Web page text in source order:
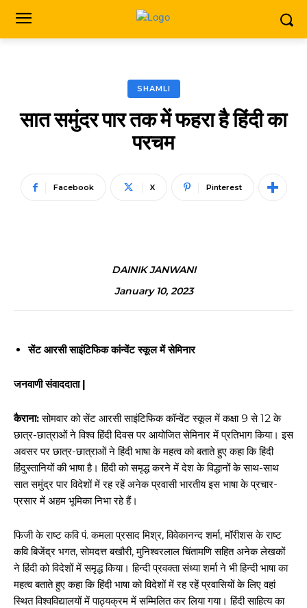
SHAMLI
सात समुंदर पार तक में फहरा है हिंदी का
परचम
Facebook X Pinterest
DAINIK JANWANI
January 10, 2023
सेंट आरसी साइंटिफिक कांन्वेंट स्कूल में सेमिनार
जनवाणी संवाददाता |
कैराना:सोमवार को सेंट आरसी साइंटिफिक कॉन्वेंट स्कूल में कक्षा 9 से 12 के
छात्र-छात्राओं ने विश्व हिंदी दिवस पर आयोजित सेमिनार में प्रति​भाग किया। इस
अवसर पर छात्र-छात्राओं ने हिंदी भाषा के महत्व को बताते हुए कहा कि हिंदी
हिंदुस्तानियों की भाषा है। हिंदी को समृद्ध करने में देश के विद्धानों के साथ-साथ
सात समुंद्र पार विदेशों में रह रहें अनेक प्रवासी भारतीय इस भाषा के प्रचार-
प्रसार में अहम भूमिका निभा रहे हैं।
फिजी के राष्ट कवि पं. कमला प्रसाद मिश्र, विवेकानन्द शर्मा, मॉरीशस के राष्ट
कवि बिजेंद्र भगत, सोमदत्त बखौरी, मुनिश्वरलाल चिंतामणि सहित अनेक लेखकों
ने हिंदी को विदेशों में समृद्ध किया। हिन्दी प्रवक्ता संध्या शर्मा ने भी हिन्दी भाषा का
महत्व बताते हुए कहा कि हिंदी भाषा को विदेशों में रह रहें प्रवासियों के लिए वहां
स्थित विश्वविद्यालयों में पाठ्यक्रम में सम्मिलित कर लिया गया। हिंदी साहित्य का